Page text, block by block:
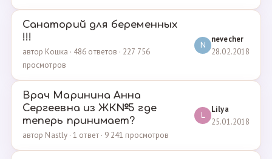
Санаторий для беременных
!!!
автор Кошка · 486 ответов · 227 756
просмотров
N
nevecher
28.02.2018
Врач Маринина Анна
Сергеевна из ЖК№5 где
теперь принимает?
автор Nastly · 1 ответ · 9 241 просмотров
L
Lilya
25.01.2018